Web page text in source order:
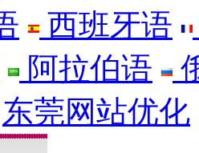
西班牙语
阿拉伯语
东莞网站优化